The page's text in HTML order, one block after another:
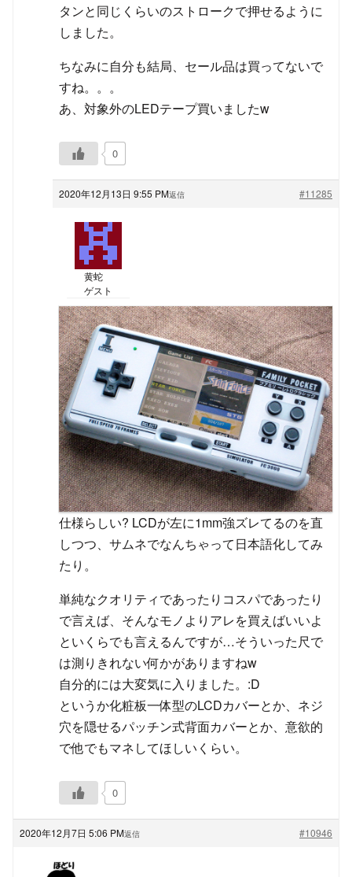
タンと同じくらいのストロークで押せるように
しました。
ちなみに自分も結局、セール品は買ってないで
すね。。。
あ、対象外のLEDテープ買いましたw
0
2020年12月13日 9:55 PM #11285
返信
黄蛇
ゲスト
仕様らしい? LCDが左に1mm強ズレてるのを直
しつつ、サムネでなんちゃって日本語化してみ
たり。
単純なクオリティであったりコスパであったり
で言えば、そんなモノよりアレを買えばいいよ
といくらでも言えるんですが…そういった尺で
は測りきれない何かがありますねw
自分的には大変気に入りました。:D
というか化粧板一体型のLCDカバーとか、ネジ
穴を隠せるパッチン式背面カバーとか、意欲的
で他でもマネしてほしいくらい。
0
2020年12月7日 5:06 PM #10946
返信